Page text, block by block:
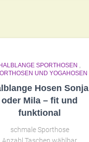
HALBLANGE SPORTHOSEN ,
UND YOGAHOSEN
Hosen Sonja
oder Mila – fit und
funktional
schmale Sporthose